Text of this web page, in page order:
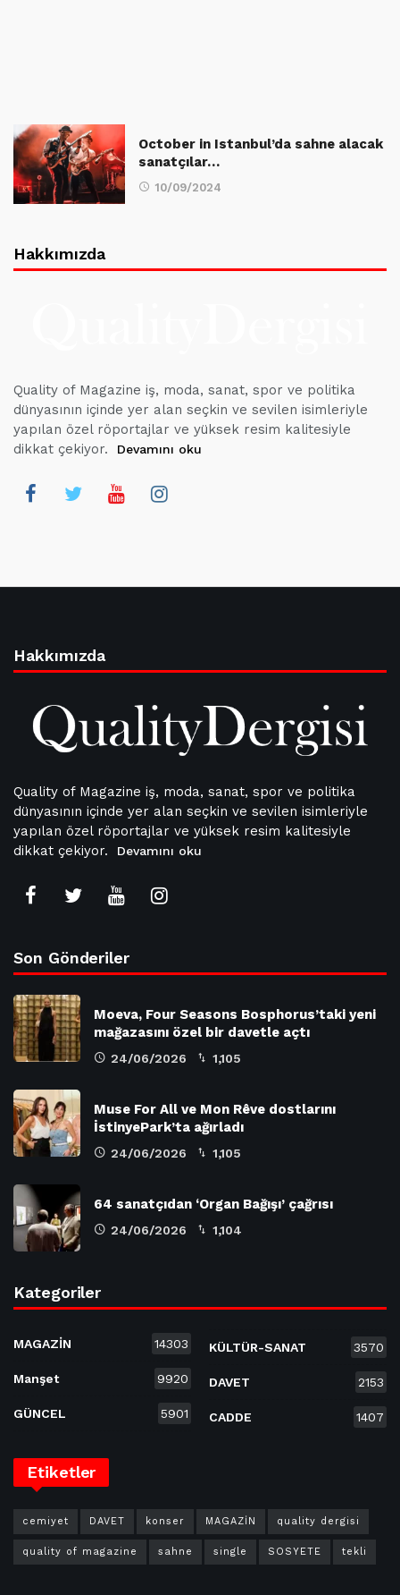
October in Istanbul’da sahne alacak
sanatçılar…
10/09/2024
Hakkımızda
Quality of Magazine iş, moda, sanat, spor ve politika
dünyasının içinde yer alan seçkin ve sevilen isimleriyle
yapılan özel röportajlar ve yüksek resim kalitesiyle
dikkat çekiyor.
Devamını oku
Hakkımızda
Quality of Magazine iş, moda, sanat, spor ve politika
dünyasının içinde yer alan seçkin ve sevilen isimleriyle
yapılan özel röportajlar ve yüksek resim kalitesiyle
dikkat çekiyor.
Devamını oku
Son Gönderiler
Moeva, Four Seasons Bosphorus’taki yeni
mağazasını özel bir davetle açtı
24/06/2026 1,105
Muse For All ve Mon Rêve dostlarını
İstinyePark’ta ağırladı
24/06/2026 1,105
64 sanatçıdan ‘Organ Bağışı’ çağrısı
24/06/2026 1,104
Kategoriler
MAGAZİN 14303
Manşet 9920
GÜNCEL 5901
KÜLTÜR-SANAT 3570
DAVET 2153
CADDE 1407
Etiketler
cemiyet DAVET konser MAGAZİN quality dergisi
quality of magazine sahne single SOSYETE tekli